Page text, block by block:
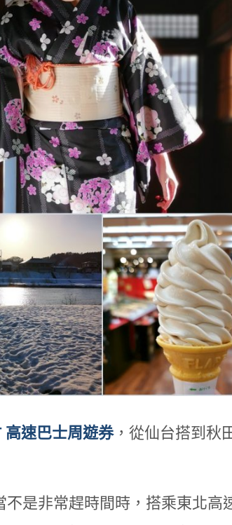
速巴士周遊券，從仙台搭到秋
是非常趕時間時，搭乘東北高